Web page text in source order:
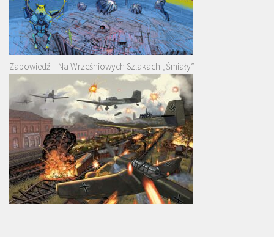
Zapowiedź – Na Wrześniowych Szlakach „Śmiały”